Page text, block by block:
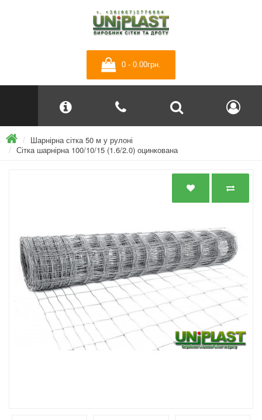
0 - 0.00грн.
Шарнірна сітка 50 м у рулоні
Сітка шарнірна 100/10/15 (1.6/2.0) оцинкована